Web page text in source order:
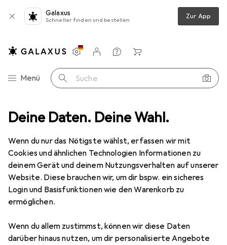
Deine Daten. Deine Wahl.
Wenn du nur das Nötigste wählst, erfassen wir mit
Cookies und ähnlichen Technologien Informationen zu
deinem Gerät und deinem Nutzungsverhalten auf unserer
Website. Diese brauchen wir, um dir bspw. ein sicheres
Login und Basisfunktionen wie den Warenkorb zu
ermöglichen.
Wenn du allem zustimmst, können wir diese Daten
darüber hinaus nutzen, um dir personalisierte Angebote
Galaxus
Schneller finden und bestellen Zur App
Navigation nach Kategorien
Menü Suche
Einstellungen
Kundenkonto
Vergleichslisten
Merklisten
Warenkorb
Clatronic FR 3769 H Produktbewertungen Heissluftfritteuse
EUR
61,90
ClatronicFR 3769 H
1.80 l